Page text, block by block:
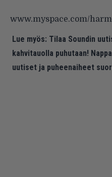
www.myspace.com/
Lue myös: Tilaa Soundin
kahvitauolla puhutaan!
uutiset ja puheenaiheet